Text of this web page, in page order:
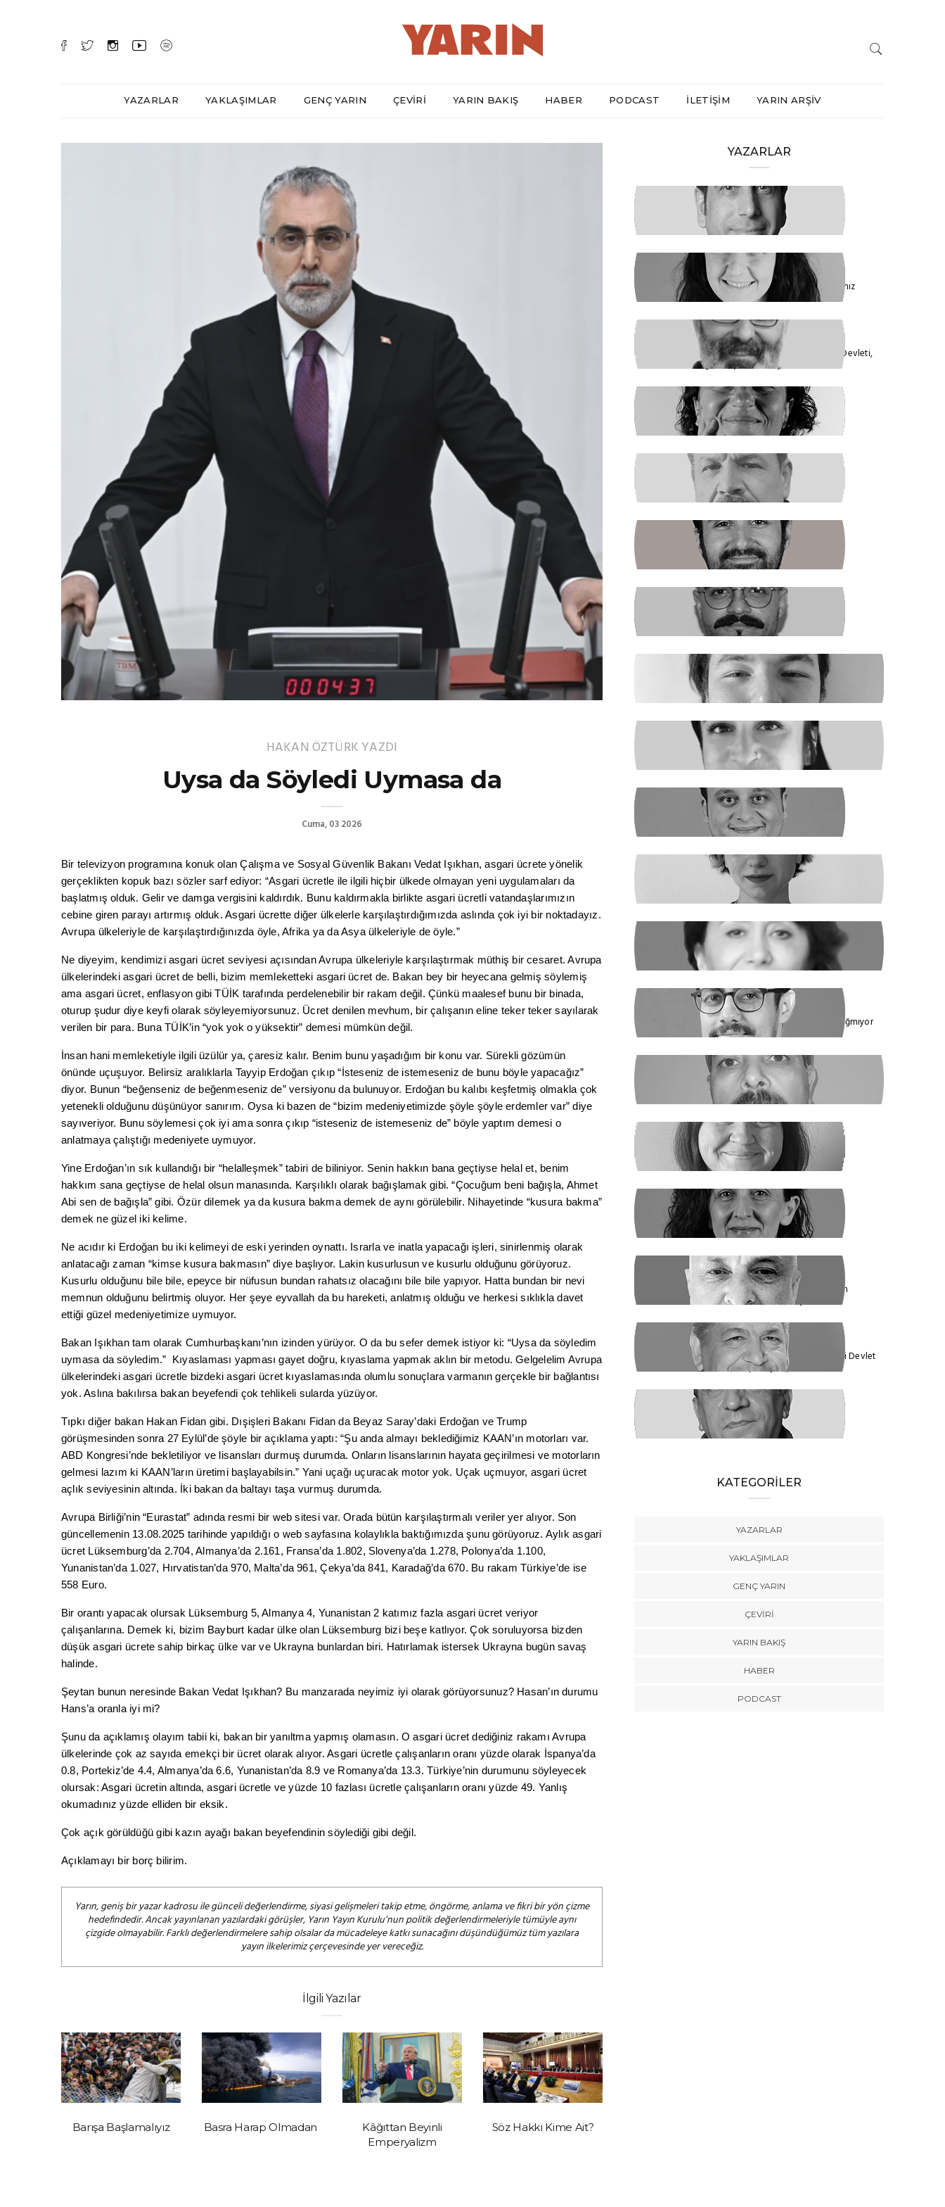
YAZARLAR YAKLAŞIMLAR GENÇ YARIN ÇEVİRİ YARIN BAKIŞ HABER PODCAST İLETİŞİM YARIN ARŞİV
HAKAN ÖZTÜRK YAZDI
Uysa da Söyledi Uymasa da
Cuma, 03 2026
Bir televizyon programına konuk olan Çalışma ve Sosyal Güvenlik Bakanı Vedat Işıkhan, asgari ücrete yönelik
gerçeklikten kopuk bazı sözler sarf ediyor: “Asgari ücretle ile ilgili hiçbir ülkede olmayan yeni uygulamaları da
başlatmış olduk. Gelir ve damga vergisini kaldırdık. Bunu kaldırmakla birlikte asgari ücretli vatandaşlarımızın
cebine giren parayı artırmış olduk. Asgari ücrette diğer ülkelerle karşılaştırdığımızda aslında çok iyi bir noktadayız.
Avrupa ülkeleriyle de karşılaştırdığınızda öyle, Afrika ya da Asya ülkeleriyle de öyle.”
Ne diyeyim, kendimizi asgari ücret seviyesi açısından Avrupa ülkeleriyle karşılaştırmak müthiş bir cesaret. Avrupa
ülkelerindeki asgari ücret de belli, bizim memleketteki asgari ücret de. Bakan bey bir heyecana gelmiş söylemiş
ama asgari ücret, enflasyon gibi TÜİK tarafında perdelenebilir bir rakam değil. Çünkü maalesef bunu bir binada,
oturup şudur diye keyfi olarak söyleyemiyorsunuz. Ücret denilen mevhum, bir çalışanın eline teker teker sayılarak
verilen bir para. Buna TÜİK’in “yok yok o yüksektir” demesi mümkün değil.
İnsan hani memleketiyle ilgili üzülür ya, çaresiz kalır. Benim bunu yaşadığım bir konu var. Sürekli gözümün
önünde uçuşuyor. Belirsiz aralıklarla Tayyip Erdoğan çıkıp “İsteseniz de istemeseniz de bunu böyle yapacağız”
diyor. Bunun “beğenseniz de beğenmeseniz de” versiyonu da bulunuyor. Erdoğan bu kalıbı keşfetmiş olmakla çok
yetenekli olduğunu düşünüyor sanırım. Oysa ki bazen de “bizim medeniyetimizde şöyle şöyle erdemler var” diye
sayıveriyor. Bunu söylemesi çok iyi ama sonra çıkıp “isteseniz de istemeseniz de” böyle yaptım demesi o
anlatmaya çalıştığı medeniyete uymuyor.
Yine Erdoğan’ın sık kullandığı bir “helalleşmek” tabiri de biliniyor. Senin hakkın bana geçtiyse helal et, benim
hakkım sana geçtiyse de helal olsun manasında. Karşılıklı olarak bağışlamak gibi. “Çocuğum beni bağışla, Ahmet
Abi sen de bağışla” gibi. Özür dilemek ya da kusura bakma demek de aynı görülebilir. Nihayetinde “kusura bakma”
demek ne güzel iki kelime.
Ne acıdır ki Erdoğan bu iki kelimeyi de eski yerinden oynattı. Israrla ve inatla yapacağı işleri, sinirlenmiş olarak
anlatacağı zaman “kimse kusura bakmasın” diye başlıyor. Lakin kusurlusun ve kusurlu olduğunu görüyoruz.
Kusurlu olduğunu bile bile, epeyce bir nüfusun bundan rahatsız olacağını bile bile yapıyor. Hatta bundan bir nevi
memnun olduğunu belirtmiş oluyor. Her şeye eyvallah da bu hareketi, anlatmış olduğu ve herkesi sıklıkla davet
ettiği güzel medeniyetimize uymuyor.
Bakan Işıkhan tam olarak Cumhurbaşkanı’nın izinden yürüyor. O da bu sefer demek istiyor ki: “Uysa da söyledim
uymasa da söyledim.” Kıyaslaması yapması gayet doğru, kıyaslama yapmak aklın bir metodu. Gelgelelim Avrupa
ülkelerindeki asgari ücretle bizdeki asgari ücret kıyaslamasında olumlu sonuçlara varmanın gerçekle bir bağlantısı
yok. Aslına bakılırsa bakan beyefendi çok tehlikeli sularda yüzüyor.
Tıpkı diğer bakan Hakan Fidan gibi. Dışişleri Bakanı Fidan da Beyaz Saray’daki Erdoğan ve Trump
görüşmesinden sonra 27 Eylül’de şöyle bir açıklama yaptı: “Şu anda almayı beklediğimiz KAAN’ın motorları var.
ABD Kongresi’nde bekletiliyor ve lisansları durmuş durumda. Onların lisanslarının hayata geçirilmesi ve motorların
gelmesi lazım ki KAAN’ların üretimi başlayabilsin.” Yani uçağı uçuracak motor yok. Uçak uçmuyor, asgari ücret
açlık seviyesinin altında. İki bakan da baltayı taşa vurmuş durumda.
Avrupa Birliği’nin “Eurastat” adında resmi bir web sitesi var. Orada bütün karşılaştırmalı veriler yer alıyor. Son
güncellemenin 13.08.2025 tarihinde yapıldığı o web sayfasına kolaylıkla baktığımızda şunu görüyoruz. Aylık asgari
ücret Lüksemburg’da 2.704, Almanya’da 2.161, Fransa’da 1.802, Slovenya’da 1.278, Polonya’da 1.100,
Yunanistan’da 1.027, Hırvatistan’da 970, Malta’da 961, Çekya’da 841, Karadağ’da 670. Bu rakam Türkiye’de ise
558 Euro.
Bir orantı yapacak olursak Lüksemburg 5, Almanya 4, Yunanistan 2 katımız fazla asgari ücret veriyor
çalışanlarına. Demek ki, bizim Bayburt kadar ülke olan Lüksemburg bizi beşe katlıyor. Çok soruluyorsa bizden
düşük asgari ücrete sahip birkaç ülke var ve Ukrayna bunlardan biri. Hatırlamak istersek Ukrayna bugün savaş
halinde.
Şeytan bunun neresinde Bakan Vedat Işıkhan? Bu manzarada neyimiz iyi olarak görüyorsunuz? Hasan’ın durumu
Hans’a oranla iyi mi?
Şunu da açıklamış olayım tabii ki, bakan bir yanıltma yapmış olamasın. O asgari ücret dediğiniz rakamı Avrupa
ülkelerinde çok az sayıda emekçi bir ücret olarak alıyor. Asgari ücretle çalışanların oranı yüzde olarak İspanya’da
0.8, Portekiz’de 4.4, Almanya’da 6.6, Yunanistan’da 8.9 ve Romanya’da 13.3. Türkiye’nin durumunu söyleyecek
olursak: Asgari ücretin altında, asgari ücretle ve yüzde 10 fazlası ücretle çalışanların oranı yüzde 49. Yanlış
okumadınız yüzde elliden bir eksik.
Çok açık görüldüğü gibi kazın ayağı bakan beyefendinin söylediği gibi değil.
Açıklamayı bir borç bilirim.
Yarın, geniş bir yazar kadrosu ile günceli değerlendirme, siyasi gelişmeleri takip etme, öngörme, anlama ve fikri bir yön çizme
hedefindedir. Ancak yayınlanan yazılardaki görüşler, Yarın Yayın Kurulu’nun politik değerlendirmeleriyle tümüyle aynı
çizgide olmayabilir. Farklı değerlendirmelere sahip olsalar da mücadeleye katkı sunacağını düşündüğümüz tüm yazılara
yayın ilkelerimiz çerçevesinde yer vereceğiz.
İlgili Yazılar
Barışa Başlamalıyız Basra Harap Olmadan
Kâğıttan Beyinli
Emperyalizm
Söz Hakkı Kime Ait?
YAZARLAR
HAKAN ÖZTÜRK
Barışa Başlamalıyız
FİDAN ATASELİM
Paketinizle 6284’e Dokunamayacaksınız
VEYSEL AKTAŞ
Faşizmin Yeniden Biçimlenmesi. Kriz Devleti,
Hegemonya ve Türkiye
GÜLSÜM KAV
Şiddetin İlacı, Barışa Kavuşmaktır
RAŞİT ŞAHİN
Boş Koltukta Kim Oturuyordu?
BATUHAN GÜNDOĞDU
Halkın Kendi Kendini Yönetmesi
FIRAT ÖZTAŞ
AKP Kaybetti
EGE ŞAHİN
Madenciler İşaret Verdi
NURSELİ GÖZÜAÇIK
Şiddetin Faili, Çocukların Katili Kim?
NEHİR SEVİM
Dünya Çapında
ILGIN GÜRSES
Açlık ve Diğer "Çözülemez" Sorunlar
RUKİYE LEYLA SÜREN
Cumhur İttifakı’nın Hedefi: Kadınlar
ÇAĞDAŞ SİNAN DAĞ
Toplumun Enerjisi Rejimin Çuvalına Sığmıyor
GHADER ANARİ
Ne Şeyh, Ne Şah
SANEM DENİZ KURAL
Yaz Yaz Listeye Bizi De Yaz
SİBEL UZUN
Yasak Tanımadılar
ENDER EREN
Mısır’dan Kanada’ya, Şarm el Şeyh’den
Montreal’e Umutlar Tükeniyor mu?
KADİR DADAN
Türkiye'nin Ekolojik Gerçekleri ve Yeni Devlet
Düzeni 1 - Güçler Ayrılığı
SÜLEYMAN KARAN
Öyle Bir 102 Yıl ki, 102 Farklı Biçimde
Anlatılabilir
KATEGORİLER
YAZARLAR
YAKLAŞIMLAR
GENÇ YARIN
ÇEVİRİ
YARIN BAKIŞ
HABER
PODCAST